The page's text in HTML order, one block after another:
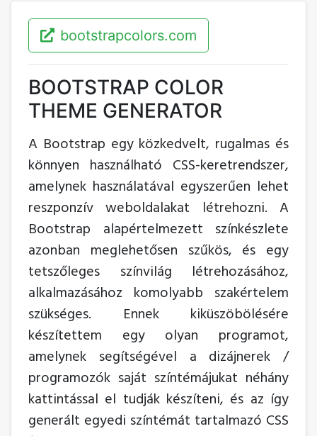
bootstrapcolors.com
BOOTSTRAP COLOR
THEME GENERATOR
A Bootstrap egy közkedvelt, rugalmas és
könnyen használható CSS-keretrendszer,
amelynek használatával egyszerűen lehet
reszponzív weboldalakat létrehozni. A
Bootstrap alapértelmezett színkészlete
azonban meglehetősen szűkös, és egy
tetszőleges színvilág létrehozásához,
alkalmazásához komolyabb szakértelem
szükséges. Ennek kiküszöbölésére
készítettem egy olyan programot,
amelynek segítségével a dizájnerek /
programozók saját színtémájukat néhány
kattintással el tudják készíteni, és az így
generált egyedi színtémát tartalmazó CSS